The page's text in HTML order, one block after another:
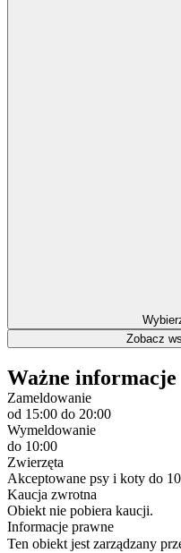
Zobacz
Ważne informacje
Zameldowanie
od 15:00 do 20:00
Wymeldowanie
do 10:00
Zwierzęta
Akceptowane psy i koty do
Kaucja zwrotna
Obiekt nie pobiera kaucji.
Informacje prawne
Ten obiekt jest zarządzany